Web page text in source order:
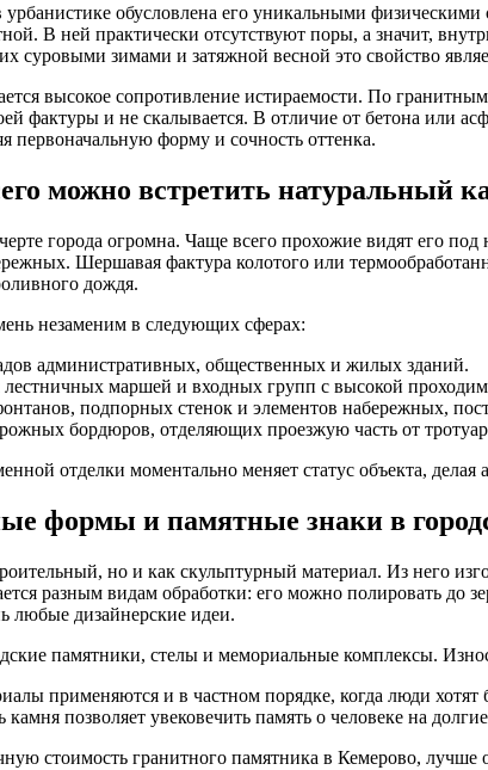
обусловлена его уникальными
В ней практически отсутствуют поры, а значит,
суровыми зимами и затяжной весной это свойство
высокое сопротивление истираемости. По
фактуры и не скалывается. В отличие от бетона или
первоначальную форму и сочность оттенка.
можно встретить натуральный
города огромна. Чаще всего прохожие видят его
Шершавая фактура колотого или
дождя.
незаменим в следующих сферах:
административных, общественных и жилых зданий.
лестничных маршей и входных групп с высокой
подпорных стенок и элементов набережных,
бордюров, отделяющих проезжую часть от
отделки моментально меняет статус объекта,
формы и памятные знаки в
но и как скульптурный материал. Из него
разным видам обработки: его можно полировать
любые дизайнерские идеи.
памятники, стелы и мемориальные комплексы.
применяются и в частном порядке, когда люди
позволяет увековечить память о человеке на
стоимость гранитного памятника в Кемерово,